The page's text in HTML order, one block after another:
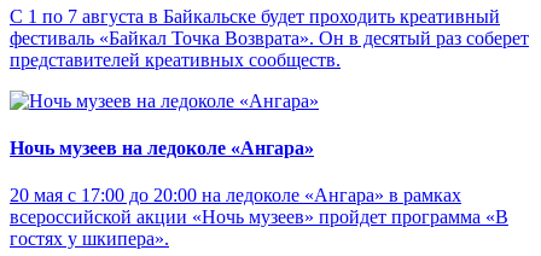
С 1 по 7 августа в Байкальске будет проходить креативный
фестиваль «Байкал Точка Возврата». Он в десятый раз соберет
представителей креативных сообществ.
Ночь музеев на ледоколе «Ангара»
20 мая с 17:00 до 20:00 на ледоколе «Ангара» в рамках
всероссийской акции «Ночь музеев» пройдет программа «В
гостях у шкипера».